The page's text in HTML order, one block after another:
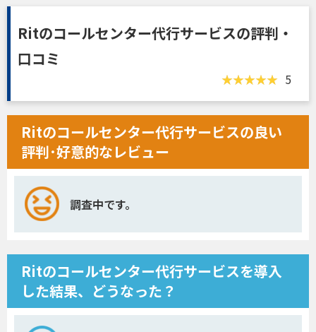
Ritのコールセンター代行サービスの評判・
口コミ
5
Ritのコールセンター代行サービスの良い
評判･好意的なレビュー
調査中です。
Ritのコールセンター代行サービスを導入
した結果、どうなった？